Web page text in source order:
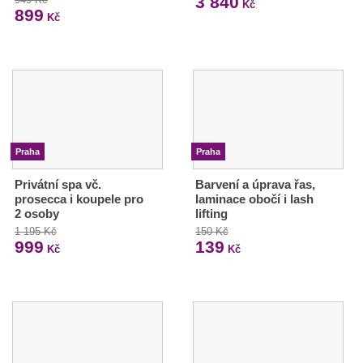
899 Kč
Kč
Praha
Privátní spa vč.
prosecca i koupele pro
2 osoby
1 195 Kč
999 Kč
Praha
Barvení a úprava řas,
laminace obočí i lash
lifting
150 Kč
139 Kč